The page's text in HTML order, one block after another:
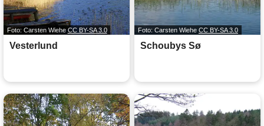
Foto: Carsten Wiehe CC BY-SA 3.0
Vesterlund
Foto: Carsten Wiehe CC BY-SA 3.0
Schoubys Sø